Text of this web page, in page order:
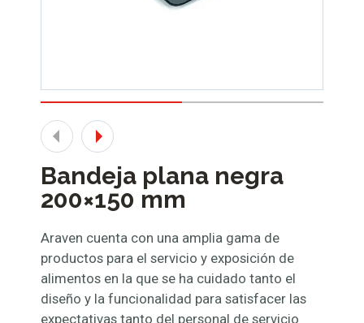
Bandeja plana negra
200×150 mm
Araven cuenta con una amplia gama de
productos para el servicio y exposición de
alimentos en la que se ha cuidado tanto el
diseño y la funcionalidad para satisfacer las
expectativas tanto del personal de servicio